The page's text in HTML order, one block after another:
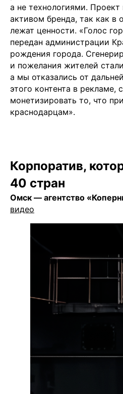
а не технологиями.
активом бренда, так как в
лежат ценности. «Голос
передан администрации
рождения города.
и пожелания жителей
а мы отказались от
этого контента в рекламе,
монетизировать то, что
краснодарцам».
Корпоратив,
40 стран
Омск — агентство
видео
💧
Написать
Рекламодателям
ООО «Вам понравится»
Чойс. Новости Екатеринбурга,